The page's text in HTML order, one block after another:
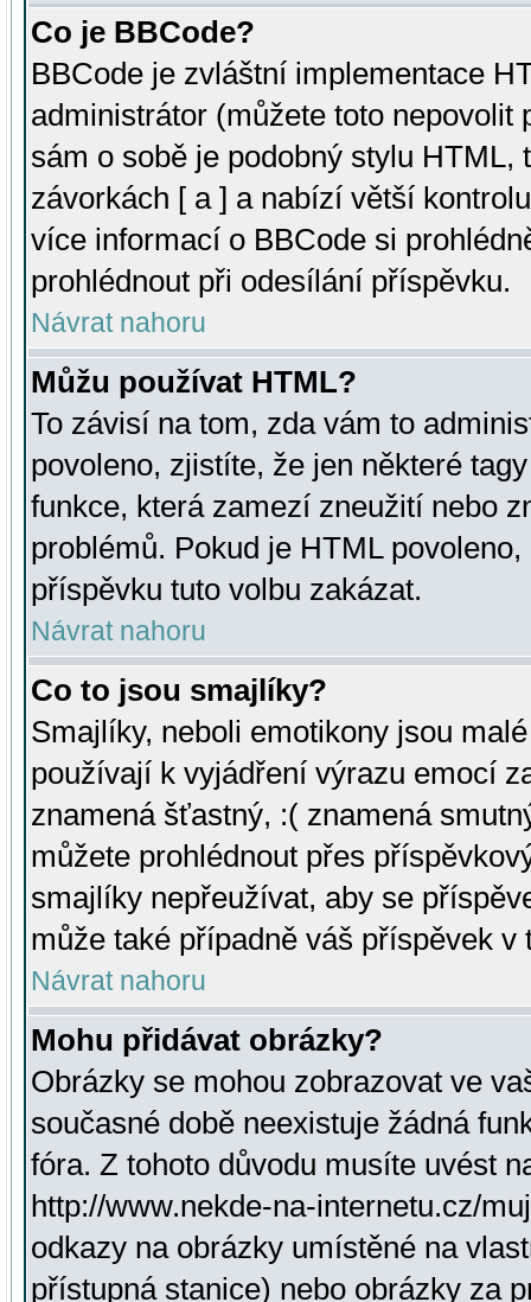
Co je BBCode?
BBCode je zvláštní implementace
administrátor (můžete toto
sám o sobě je podobný stylu HTML,
závorkách [ a ] a nabízí větší
více informací o BBCode si
prohlédnout při odesílání příspěvku.
Návrat nahoru
Můžu používat HTML?
To závisí na tom, zda vám to
povoleno, zjistíte, že jen některé
funkce, která zamezí zneužití nebo
problémů. Pokud je HTML
příspěvku tuto volbu zakázat.
Návrat nahoru
Co to jsou smajlíky?
Smajlíky, neboli emotikony jsou
používají k vyjádření výrazu emocí
znamená šťastný, :( znamená
můžete prohlédnout přes
smajlíky nepřeužívat, aby se
může také případně váš příspěvek v
Návrat nahoru
Mohu přidávat obrázky?
Obrázky se mohou zobrazovat ve
současné době neexistuje žádná
fóra. Z tohoto důvodu musíte uvést
http://www.nekde-na-internetu.cz/
odkazy na obrázky umístěné na
přístupná stanice) nebo obrázky za